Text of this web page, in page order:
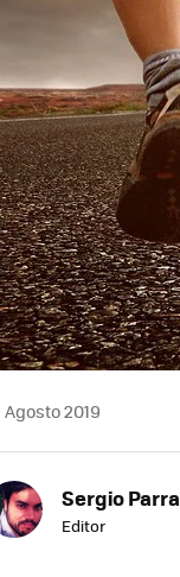
Agosto 2019
Sergio Parra
Editor